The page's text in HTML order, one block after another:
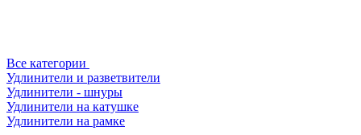
Все категории
Удлинители и разветвители
Удлинители - шнуры
Удлинители на катушке
Удлинители на рамке